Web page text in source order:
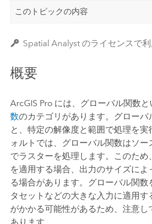
このトピックの内容
Spatial Analyst のライセンスで利
概要
ArcGIS Proには、グローバル関数と
数のカテゴリがあります。グローバ
と、特定の解像度と範囲で処理を実
ォルトでは、グローバル関数はソー
でラスターを処理します。このため
を適用する場合、出力のサイズによ
る場合があります。グローバル関数
タセットなどの大きな入力に適用す
がかかる可能性があるため、注意し
あります。